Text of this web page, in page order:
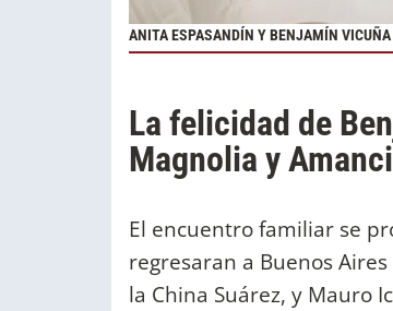
ANITA ESPASANDÍN Y BENJAMÍN VICUÑA
La felicidad de
Magnolia y
El encuentro familiar se
regresaran a Buenos
la China Suárez, y Mauro